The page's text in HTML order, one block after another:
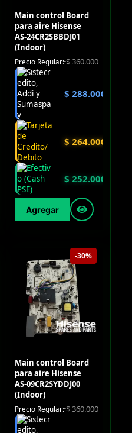
Main control Board
para aire Hisense
AS-24CR2SBBDJ01
(Indoor)
Precio Regular:$360.000
$ 288.000
$ 264.000
$ 252.000
Agregar
-30%
Main control Board
para aire Hisense
AS-09CR2SYDDJ00
(Indoor)
Precio Regular:$360.000